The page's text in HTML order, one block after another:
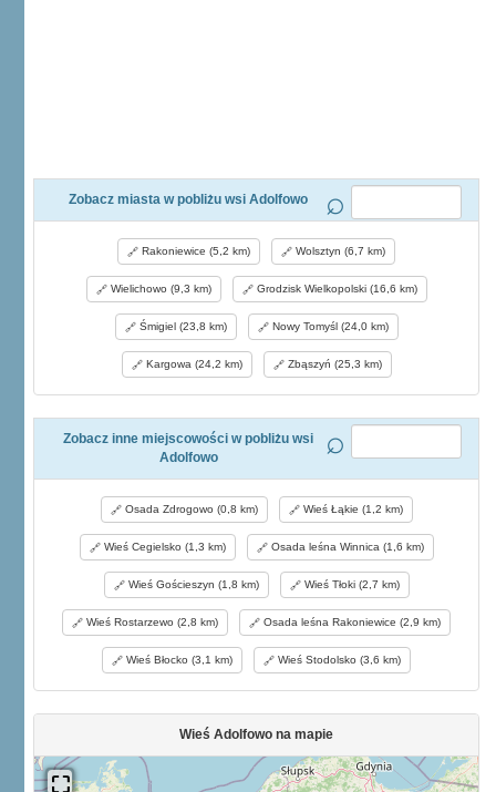
Zobacz miasta w pobliżu wsi Adolfowo
Rakoniewice (5,2 km) Wolsztyn (6,7 km)
Wielichowo (9,3 km) Grodzisk Wielkopolski (16,6 km)
Śmigiel (23,8 km) Nowy Tomyśl (24,0 km)
Kargowa (24,2 km) Zbąszyń (25,3 km)
Zobacz inne miejscowości w pobliżu wsi
Adolfowo
Osada Zdrogowo (0,8 km) Wieś Łąkie (1,2 km)
Wieś Cegielsko (1,3 km) Osada leśna Winnica (1,6 km)
Wieś Gościeszyn (1,8 km) Wieś Tłoki (2,7 km)
Wieś Rostarzewo (2,8 km) Osada leśna Rakoniewice (2,9 km)
Wieś Błocko (3,1 km) Wieś Stodolsko (3,6 km)
Wieś Adolfowo na mapie